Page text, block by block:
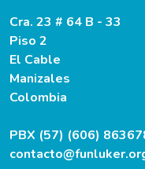
Cra. 23 # 64 B - 33
Piso 2
El Cable
Manizales
Colombia
PBX (57) (606)